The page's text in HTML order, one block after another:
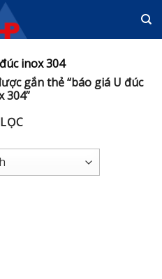
inox 304
gắn thẻ “báo giá U đúc
304”
LỌC